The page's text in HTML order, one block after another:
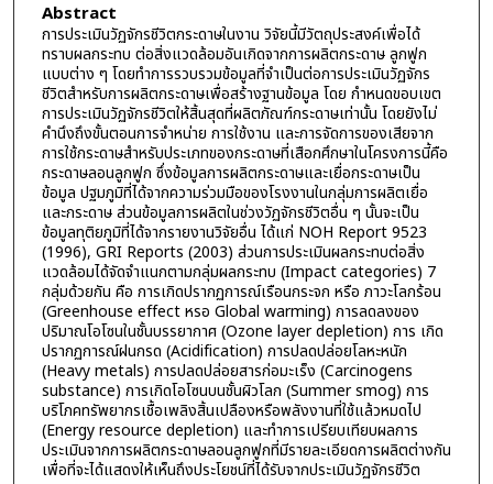
Abstract
การประเมินวัฏจักรชีวิตกระดาษในงาน วิจัยนี้มีวัตถุประสงค์เพื่อได้
ทราบผลกระทบ ต่อสิ่งแวดล้อมอันเกิดจากการผลิตกระดาษ ลูกฟูก
แบบต่าง ๆ โดยทำการรวบรวมข้อมูลที่จำเป็นต่อการประเมินวัฏจักร
ชีวิตสำหรับการผลิตกระดาษเพื่อสร้างฐานข้อมูล โดย กำหนดขอบเขต
การประเมินวัฏจักรชีวิตให้สิ้นสุดที่ผลิตภัณฑ์กระดาษเท่านั้น โดยยังไม่
คำนึงถึงขั้นตอนการจำหน่าย การใช้งาน และการจัดการของเสียจาก
การใช้กระดาษสำหรับประเภทของกระดาษที่เสือกศึกษาในโครงการนี้คือ
กระดาษลอนลูกฟูก ซึ่งข้อมูลการผลิตกระดาษและเยื่อกระดาษเป็น
ข้อมูล ปฐมภูมิที่ได้จากความร่วมมือของโรงงานในกลุ่มการผลิตเยื่อ
และกระดาษ ส่วนข้อมูลการผลิตในช่วงวัฏจักรชีวิตอื่น ๆ นั้นจะเป็น
ข้อมูลทุติยภูมิที่ได้จากรายงานวิจัยอื่น ได้แก่ NOH Report 9523
(1996), GRI Reports (2003) ส่วนการประเมินผลกระทบต่อสิ่ง
แวดล้อมได้จัดจำแนกตามกลุ่มผลกระทบ (Impact categories) 7
กลุ่มด้วยกัน คือ การเกิดปรากฏการณ์เรือนกระจก หรือ ภาวะโลกร้อน
(Greenhouse effect หรอ Global warming) การลดลงของ
ปริมาณโอโซนในชั้นบรรยากาศ (Ozone layer depletion) การ เกิด
ปรากฏการณ์ฝนกรด (Acidification) การปลดปล่อยโลหะหนัก
(Heavy metals) การปลดปล่อยสารก่อมะเร็ง (Carcinogens
substance) การเกิดโอโซนบนชั้นผิวโลก (Summer smog) การ
บริโภคทรัพยากรเชื้อเพลิงสิ้นเปลืองหรือพลังงานที่ใช้แล้วหมดไป
(Energy resource depletion) และทำการเปรียบเทียบผลการ
ประเมินจากการผลิตกระดาษลอนลูกฟูกที่มีรายละเอียดการผลิตต่างกัน
เพื่อที่จะได้แสดงให้เห็นถึงประโยชน์ที่ได้รับจากประเมินวัฏจักรชีวิต